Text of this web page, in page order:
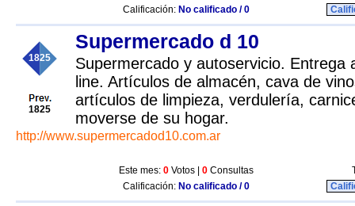
Calificación: No calificado / 0
1825
1825
Supermercado d 10
Supermercado y autoservicio. Entrega
line. Artículos de almacén, cava de
artículos de limpieza, verdulería,
moverse de su hogar.
http://www.supermercadod10.com.ar
Este mes: 0 Votos | 0 Consultas
Calificación: No calificado / 0